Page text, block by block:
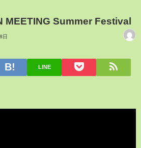
MEETING Summer Festival
日
LINE